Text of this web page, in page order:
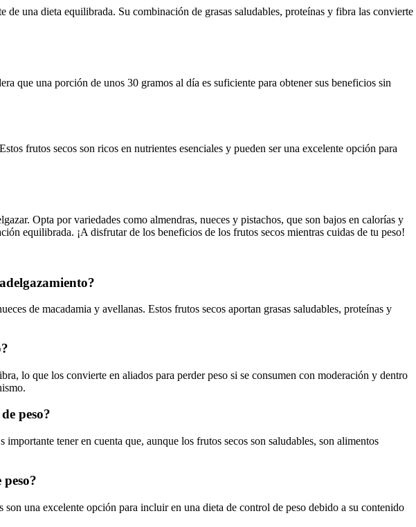
una dieta equilibrada. Su combinación de grasas saludables, proteínas y fibra las convierte
que una porción de unos 30 gramos al día es suficiente para obtener sus beneficios sin
frutos secos son ricos en nutrientes esenciales y pueden ser una excelente opción para
Opta por variedades como almendras, nueces y pistachos, que son bajos en calorías y
equilibrada. ¡A disfrutar de los beneficios de los frutos secos mientras cuidas de tu peso!
de macadamia y avellanas. Estos frutos secos aportan grasas saludables, proteínas y
lo que los convierte en aliados para perder peso si se consumen con moderación y dentro
peso?
tener en cuenta que, aunque los frutos secos son saludables, son alimentos
una excelente opción para incluir en una dieta de control de peso debido a su contenido